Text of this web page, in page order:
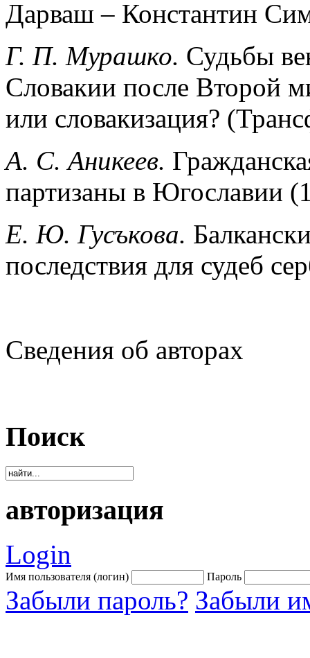
Дарваш – Константин
Г. П. Мурашко. Судьбы
Словакии после Второй
или словакизация?
А. С. Аникеев.
партизаны в Югославии
Е. Ю. Гусъкова.
последствия для судеб
Сведения об авторах
Поиск
авторизация
Login
Имя пользователя (логин) Пароль
Забыли пароль? Забыли